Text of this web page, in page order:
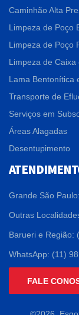
Caminhão Alta
Limpeza de Poço
Limpeza de Poço
Limpeza de Caixa
Lama Bentonítica
Transporte de
Serviços em
Áreas Alagadas
Desentupimento
Grande São
Outras
Barueri e Região:
WhatsApp: (11)
FALE